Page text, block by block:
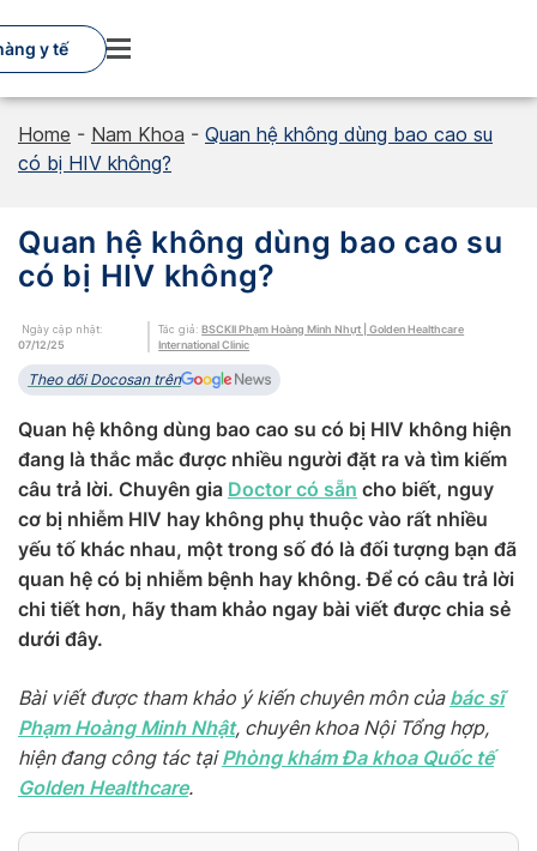
to
content
y tế
Home - Nam Khoa - Quan hệ không dùng bao cao su
có bị HIV không?
Quan hệ không dùng bao cao su
có bị HIV không?
Ngày cập nhật:
07/12/25
Tác giả:BSCKII Phạm Hoàng Minh Nhựt | Golden Healthcare
International Clinic
Theo dõi Docosan trên
Quan hệ không dùng bao cao su có bị HIV không hiện
đang là thắc mắc được nhiều người đặt ra và tìm kiếm
câu trả lời. Chuyên gia Doctor có sẵn cho biết, nguy
cơ bị nhiễm HIV hay không phụ thuộc vào rất nhiều
yếu tố khác nhau, một trong số đó là đối tượng bạn đã
quan hệ có bị nhiễm bệnh hay không. Để có câu trả lời
chi tiết hơn, hãy tham khảo ngay bài viết được chia sẻ
dưới đây.
Bài viết được tham khảo ý kiến chuyên môn của bác sĩ
Phạm Hoàng Minh Nhật, chuyên khoa Nội Tổng hợp,
hiện đang công tác tạiPhòng khám Đa khoa Quốc tế
Golden Healthcare.